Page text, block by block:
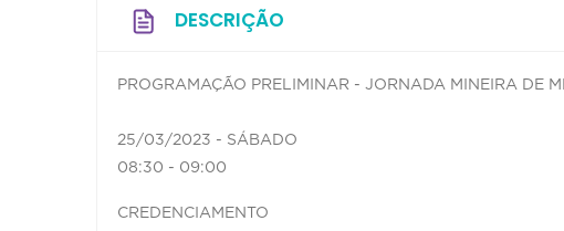
DESCRIÇÃO
PROGRAMAÇÃO PRELIMINAR - JORNADA MINEIRA DE
25/03/2023 - SÁBADO
08:30 - 09:00
CREDENCIAMENTO